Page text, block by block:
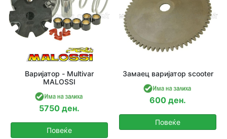
Варијатор - Multivar
MALOSSI
5750 ден.
Повеќе
Замаец варијатор scooter
600 ден.
Повеќе